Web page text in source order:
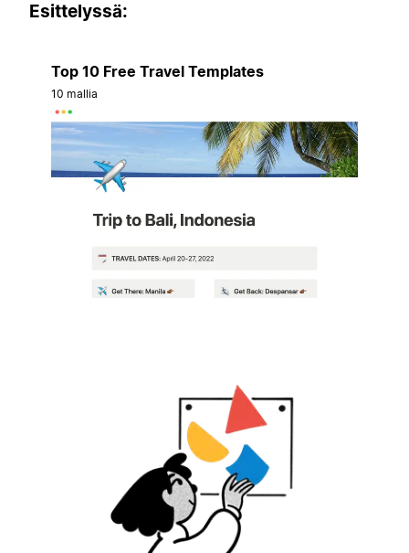
Esittelyssä:
Top 10 Free Travel Templates
10 mallia